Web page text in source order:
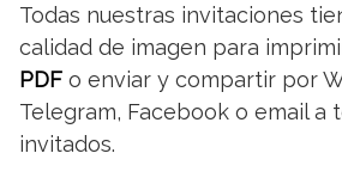
Todas nuestras invitaciones
calidad de imagen para
PDF o enviar y compartir por
Telegram, Facebook o email a
invitados.